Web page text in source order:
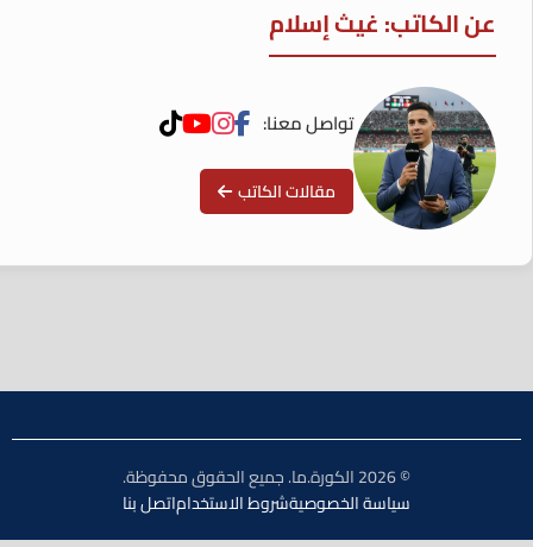
عن الكاتب: غيث إسلام
تواصل معنا:
مقالات الكاتب
سياسة الخصوصيةشروط الاستخداماتصل بنا